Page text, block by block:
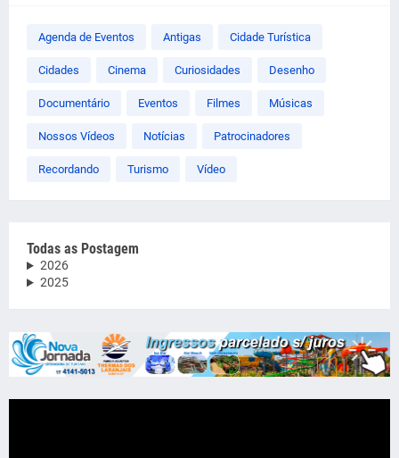
Agenda de Eventos Antigas Cidade Turística
Cidades Cinema Curiosidades Desenho
Documentário Eventos Filmes Músicas
Nossos Vídeos Notícias Patrocinadores
Recordando Turismo Vídeo
Todas as Postagem
2026
2025